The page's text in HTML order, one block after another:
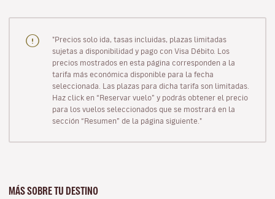
"Precios solo ida, tasas incluidas, plazas limitadas
sujetas a disponibilidad y pago con Visa Débito. Los
precios mostrados en esta página corresponden a la
tarifa más económica disponible para la fecha
seleccionada. Las plazas para dicha tarifa son limitadas.
Haz click en “Reservar vuelo” y podrás obtener el precio
para los vuelos seleccionados que se mostrará en la
sección “Resumen” de la página siguiente."
MÁS SOBRE TU DESTINO